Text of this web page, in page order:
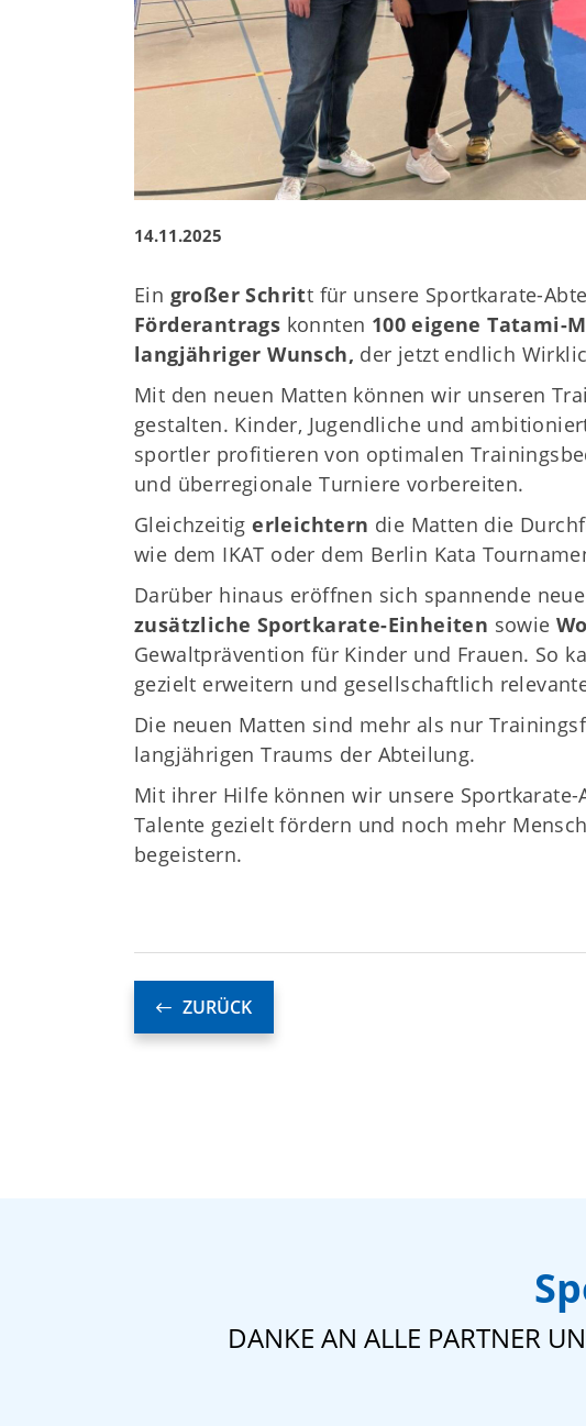
14.11.2025
Ein großer Schritt für unsere Sportkarate-
Förderantrags konnten 100 eigene Tatami-
langjähriger Wunsch, der jetzt endlich
Mit den neuen Matten können wir unseren
gestalten. Kinder, Jugendliche und
sportler profitieren von optimalen
und überregionale Turniere vorbereiten.
Gleichzeitigerleichtern die Matten die
wie dem IKAT oder dem Berlin Kata
Darüber hinaus eröffnen sich spannende
zusätzliche Sportkarate-Einheiten sowie
Gewaltprävention für Kinder und Frauen. So
gezielt erweitern und gesellschaftlich
Die neuen Matten sind mehr als nur
langjährigen Traums der Abteilung.
Mit ihrer Hilfe können wir unsere
Talente gezielt fördern und noch mehr
begeistern.
ZURÜCK
DANKE AN ALLE PARTNER